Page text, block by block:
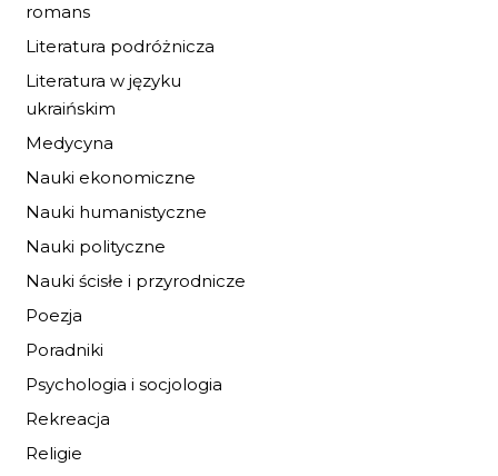
romans
Literatura podróżnicza
Literatura w języku
ukraińskim
Medycyna
Nauki ekonomiczne
Nauki humanistyczne
Nauki polityczne
Nauki ścisłe i przyrodnicze
Poezja
Poradniki
Psychologia i socjologia
Rekreacja
Religie